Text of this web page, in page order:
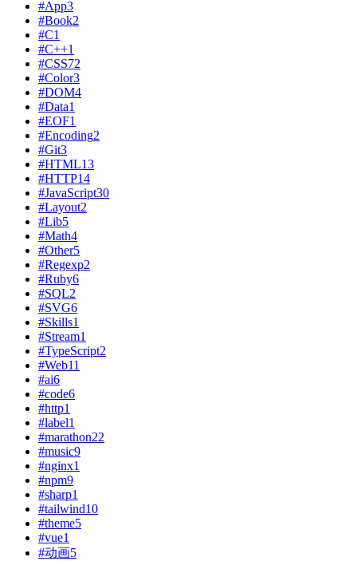
#App3
#Book2
#C1
#C++1
#CSS72
#Color3
#DOM4
#Data1
#EOF1
#Encoding2
#Git3
#HTML13
#HTTP14
#JavaScript30
#Layout2
#Lib5
#Math4
#Other5
#Regexp2
#Ruby6
#SQL2
#SVG6
#Skills1
#Stream1
#TypeScript2
#Web11
#ai6
#code6
#http1
#label1
#marathon22
#music9
#nginx1
#npm9
#sharp1
#tailwind10
#theme5
#vue1
#动画5